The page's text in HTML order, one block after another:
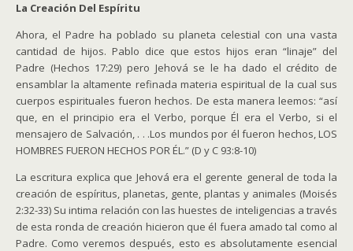
La Creación Del Espíritu
Ahora, el Padre ha poblado su planeta celestial con una vasta
cantidad de hijos. Pablo dice que estos hijos eran “linaje” del
Padre (Hechos 17:29) pero Jehová se le ha dado el crédito de
ensamblar la altamente refinada materia espiritual de la cual sus
cuerpos espirituales fueron hechos. De esta manera leemos: “así
que, en el principio era el Verbo, porque Él era el Verbo, si el
mensajero de Salvación, . . .Los mundos por él fueron hechos, LOS
HOMBRES FUERON HECHOS POR ÉL.” (D y C 93:8-10)
La escritura explica que Jehová era el gerente general de toda la
creación de espíritus, planetas, gente, plantas y animales (Moisés
2:32-33) Su intima relación con las huestes de inteligencias a través
de esta ronda de creación hicieron que él fuera amado tal como al
Padre. Como veremos después, esto es absolutamente esencial